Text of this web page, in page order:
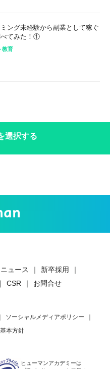
ング未経験から副業として稼ぐ
べてみた！①
教育
選択する
ュース ｜ 新卒採用
｜
｜ CSR ｜ お問合せ
ソーシャルメディアポリシー
本方針
ヒューマンアカデミーは